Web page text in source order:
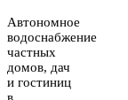
Автономное
водоснабжение
частных
домов, дач
и гостиниц